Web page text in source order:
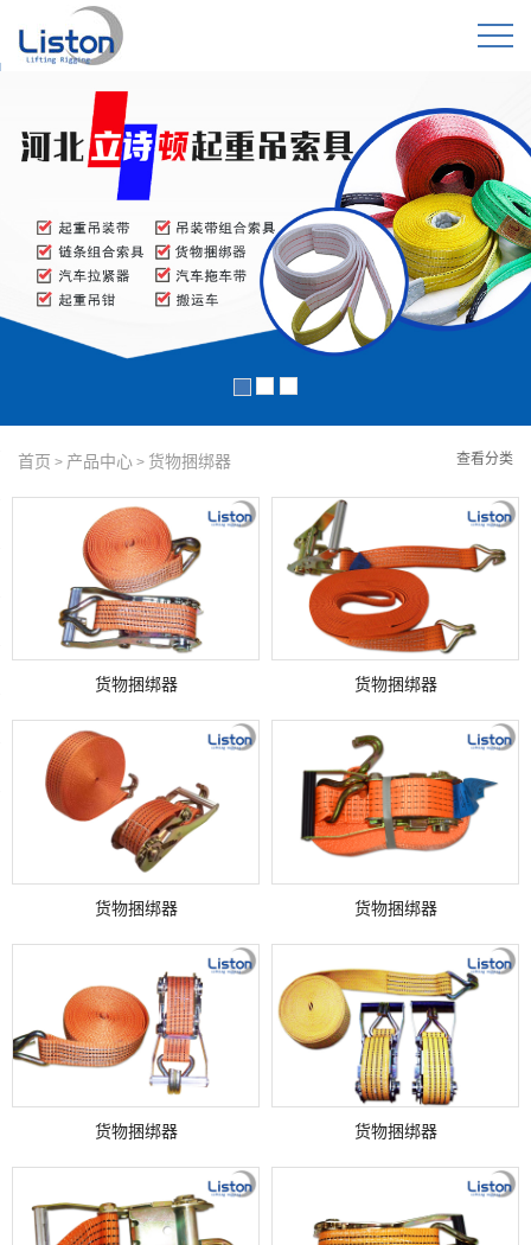
首页 > 产品中心 > 货物捆绑器 查看分类
货物捆绑器 货物捆绑器
货物捆绑器 货物捆绑器
货物捆绑器 货物捆绑器